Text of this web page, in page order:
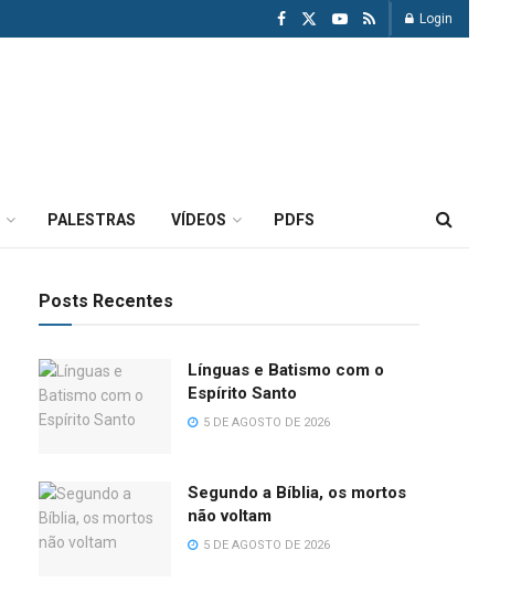
Login
PALESTRAS VÍDEOS PDFS
Posts Recentes
Línguas e Batismo com o
Espírito Santo
5 DE AGOSTO DE 2026
Segundo a Bíblia, os mortos
não voltam
5 DE AGOSTO DE 2026